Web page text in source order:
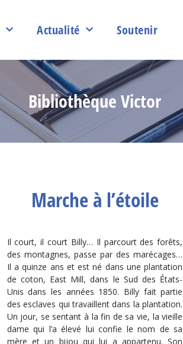
Actualité Soutenir
Bibliothèque Victor
Marche à l’étoile
Il court, il court Billy… Il parcourt des forêts,
des montagnes, passe par des marécages…
Il a quinze ans et est né dans une plantation
de coton, East Mill, dans le Sud des Ẻtats-
Unis dans les années 1850. Billy fait partie
des esclaves qui travaillent dans la plantation.
Un jour, se sentant à la fin de sa vie, la vieille
dame qui l’a élevé lui confie le nom de sa
mère et un bijou qui lui a appartenu. Son